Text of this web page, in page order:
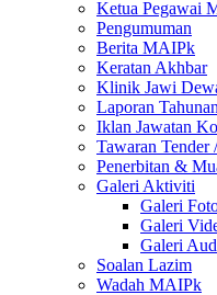
Ketua Pegawai
Pengumuman
Berita MAIPk
Keratan Akhbar
Klinik Jawi
Laporan
Iklan Jawatan
Tawaran Tender
Penerbitan &
Galeri Aktiviti
Galeri
Galeri
Galeri
Soalan Lazim
Wadah MAIPk